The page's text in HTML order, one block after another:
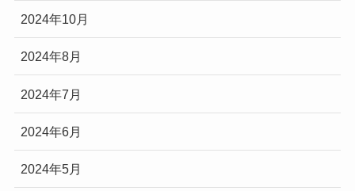
2024年10月
2024年8月
2024年7月
2024年6月
2024年5月